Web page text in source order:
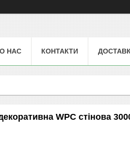
НАС КОНТАКТИ
WPC стінова